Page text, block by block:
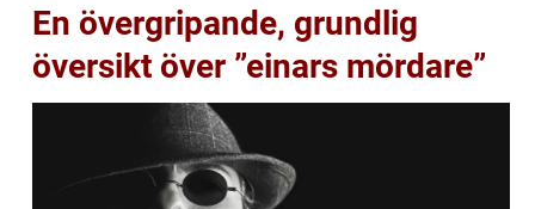
En övergripande, grundlig
översikt över ”einars mördare”